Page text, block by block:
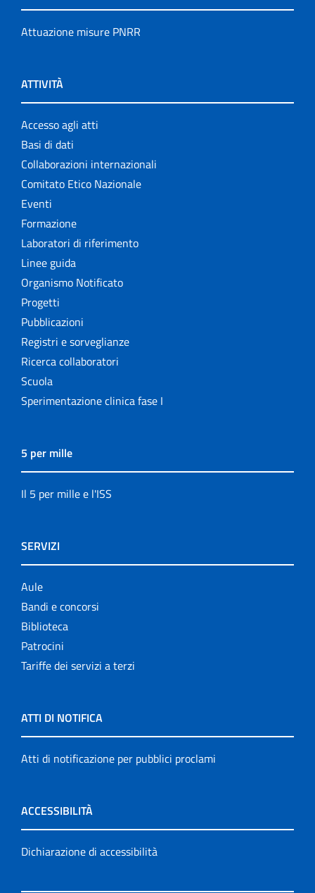
Attuazione misure PNRR
ATTIVITÀ
Accesso agli atti
Basi di dati
Collaborazioni internazionali
Comitato Etico Nazionale
Eventi
Formazione
Laboratori di riferimento
Linee guida
Organismo Notificato
Progetti
Pubblicazioni
Registri e sorveglianze
Ricerca collaboratori
Scuola
Sperimentazione clinica fase I
5 per mille
Il 5 per mille e l'ISS
SERVIZI
Aule
Bandi e concorsi
Biblioteca
Patrocini
Tariffe dei servizi a terzi
ATTI DI NOTIFICA
Atti di notificazione per pubblici proclami
ACCESSIBILITÀ
Dichiarazione di accessibilità